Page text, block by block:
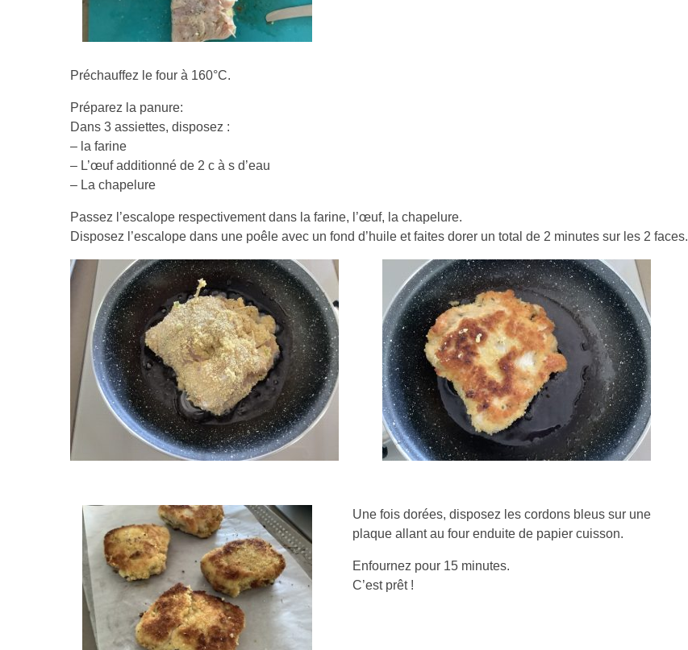
Préchauffez le four à 160°C.
Préparez la panure:
Dans 3 assiettes, disposez :
– la farine
– L’œuf additionné de 2 c à s d’eau
– La chapelure
Passez l’escalope respectivement dans la farine, l’œuf, la chapelure.
Disposez l’escalope dans une poêle avec un fond d’huile et faites dorer un total de 2 minutes sur les 2 faces.
Une fois dorées, disposez les cordons bleus sur une
plaque allant au four enduite de papier cuisson.
Enfournez pour 15 minutes.
C’est prêt !